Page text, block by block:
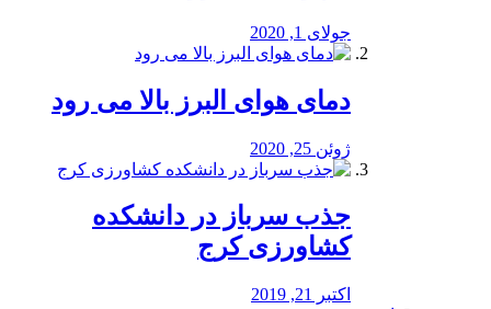
جولای 1, 2020
دمای هوای البرز بالا می رود
ژوئن 25, 2020
جذب سرباز در دانشکده
کشاورزی کرج
اکتبر 21, 2019